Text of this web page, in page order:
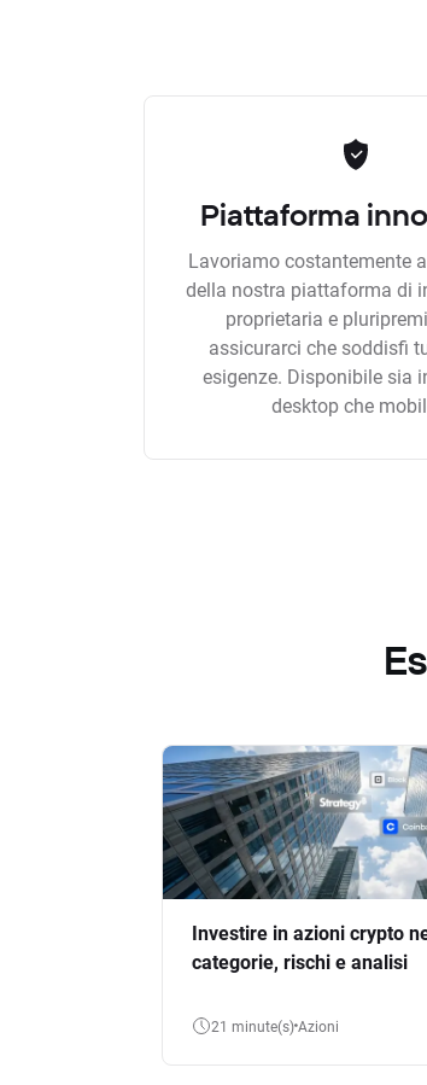
Piattaforma
Lavoriamo costantemente
della nostra piattaforma di
proprietaria e
assicurarci che soddisfi
esigenze. Disponibile sia
desktop che
Investire in azioni crypto
categorie, rischi e analisi
21 minute(s) Azioni